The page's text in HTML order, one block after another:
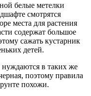
белые метелки
смотрятся
места для растения
содержат большое
сажать кустарник
детей.
в таких же
поэтому правила
похожи.